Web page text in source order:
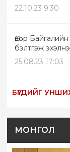
22.10.23 9:30
Өвөр
бэлтгэж эхэлнэ
25.08.23 17:03
БҮГДИЙГ
МОНГОЛ